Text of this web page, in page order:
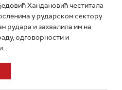
Хандановић честитала
у рударском сектору
рудара и захвалила им на
одговорности и